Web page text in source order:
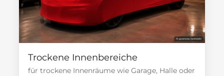
Trockene Innenbereiche
für trockene Innenräume wie Garage, Halle oder